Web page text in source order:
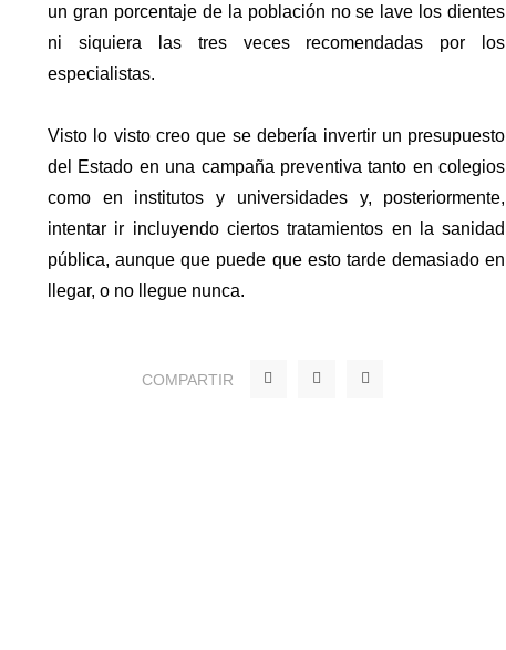
un gran porcentaje de la población no se lave los dientes
ni siquiera las tres veces recomendadas por los
especialistas.
Visto lo visto creo que se debería invertir un presupuesto
del Estado en una campaña preventiva tanto en colegios
como en institutos y universidades y, posteriormente,
intentar ir incluyendo ciertos tratamientos en la sanidad
pública, aunque que puede que esto tarde demasiado en
llegar, o no llegue nunca.
COMPARTIR
a
w
o